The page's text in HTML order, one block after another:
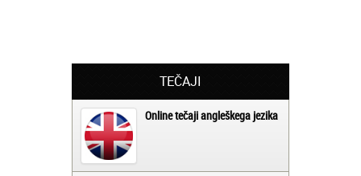
TEČAJI
Online tečaji angleškega jezika